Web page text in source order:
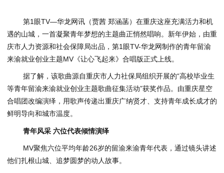
第1眼TV—华龙网讯（贾茜 郑涵菡）在重庆这座充满活力和机
遇的山城，一首凝聚青年梦想的主题曲正悄然唱响。新年伊始，由重
庆市人力资源和社会保障局出品，第1眼TV-华龙网制作的青年留渝
来渝就业创业主题MV《让心飞起来》合唱版正式上线。
据了解，该歌曲源自重庆市人力社保局组织开展的“高校毕业生
等青年留渝来渝就业创业主题歌曲征集活动”获奖作品。由重庆星空
合唱团改编演绎，用歌声传递出重庆广纳贤才、支持青年成长成才的
鲜明导向和城市温度。
青年风采 六位代表倾情演绎
MV聚焦六位平均年龄26岁的留渝来渝青年代表，通过镜头讲述
他们扎根山城、追梦圆梦的动人故事。